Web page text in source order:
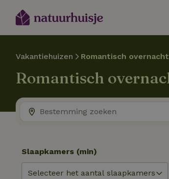
Vakantiehuizen Romantisch
Romantisch
Slaapkamers (min)